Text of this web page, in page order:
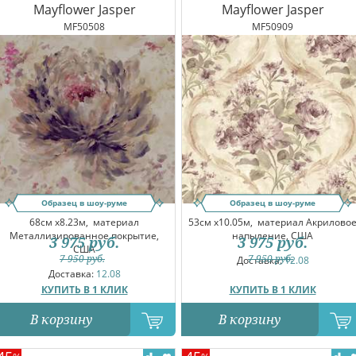
Mayflower Jasper
MF50508
Образец в шоу-руме
68см x8.23м, материал
Металлизированное покрытие,
США
Доставка: 12.08
КУПИТЬ В 1 КЛИК
7 950руб.
3 975 руб.
В корзину
Mayflower Jasper
MF50909
Образец в шоу-руме
53см x10.05м, материал Акриловое
напыление, США
Доставка:12.08
КУПИТЬ В 1 КЛИК
7 950руб.
3 975 руб.
В корзину